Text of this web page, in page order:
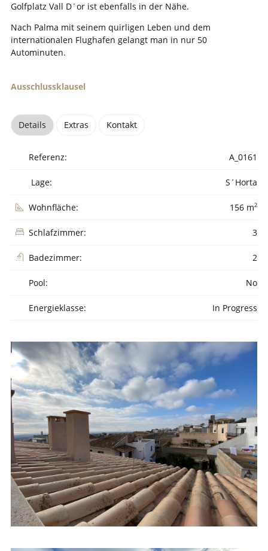
Golfplatz Vall D´or ist ebenfalls in der Nähe.
Nach Palma mit seinem quirligen Leben und dem
internationalen Flughafen gelangt man in nur 50
Autominuten.
Ausschlussklausel
Details Extras Kontakt
Referenz: A_0161
Lage: S´Horta
Wohnfläche: 156 m2
Schlafzimmer: 3
Badezimmer: 2
Pool: No
Energieklasse: In Progress